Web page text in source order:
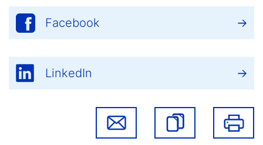
Facebook
LinkedIn